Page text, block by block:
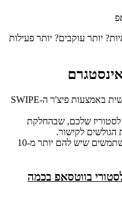
יותר עוקבים? יותר פעילות
האפשרות להוסיף לינק לחיץ לסטורי, נעשית באמצעות פיצ'ר ה-SWIPE
לסטוריז שלכם, שבהחלקת
לקישור.
נכון להיום, אפשרות זו זמינה רק עבור משתמשים שיש להם יותר מ-10
בווטסאפ בכמה